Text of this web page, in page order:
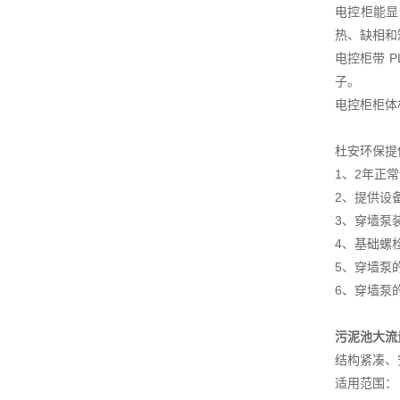
电控柜能
热、缺相
电控柜带
子。
电控柜柜
杜安环保
1、2年正
2、提供设
3、穿墙泵
4、基础螺
5、穿墙泵
6、穿墙泵
污泥池大
结构紧凑
适用范围：